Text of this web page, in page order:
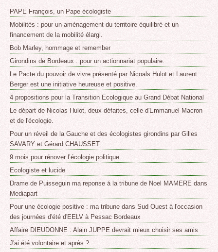
PAPE François, un Pape écologiste
Mobilités : pour un aménagement du territoire équilibré et un
financement de la mobilité élargi.
Bob Marley, hommage et remember
Girondins de Bordeaux : pour un actionnariat populaire.
Le Pacte du pouvoir de vivre présenté par Nicoals Hulot et Laurent
Berger est une initiative heureuse et positive.
4 propositions pour la Transition Ecologique au Grand Débat National
Le départ de Nicolas Hulot, deux défaites, celle d'Emmanuel Macron
et de l'écologie.
Pour un réveil de la Gauche et des écologistes girondins par Gilles
SAVARY et Gérard CHAUSSET
9 mois pour rénover l’écologie politique
Ecologiste et lucide
Drame de Puisseguin ma reponse á la tribune de Noel MAMERE dans
Mediapart
Pour une écologie positive : ma tribune dans Sud Ouest à l'occasion
des journées d'été d'EELV à Pessac Bordeaux
Affaire DIEUDONNE : Alain JUPPE devrait mieux choisir ses amis
J'ai été volontaire et après ?